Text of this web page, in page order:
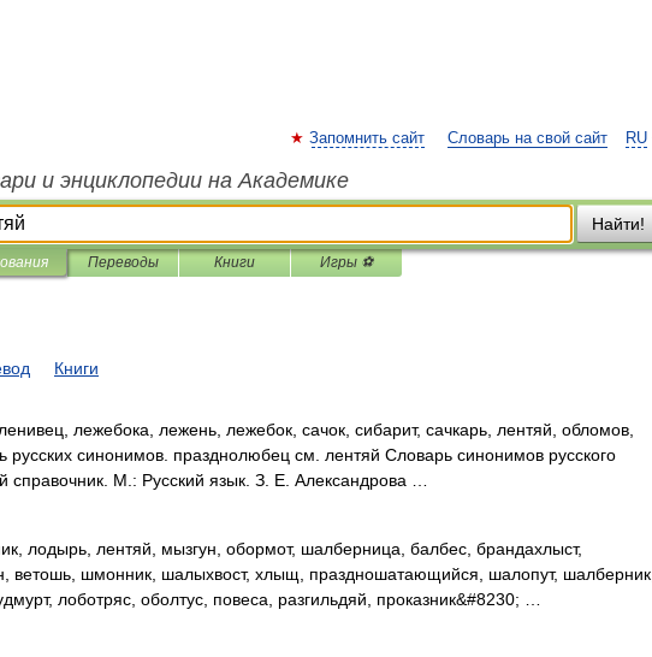
RU
Запомнить сайт Словарь на свой сайт
и энциклопедии на Академике
Найти!
Переводы Книги Игры ⚽
Книги
лежебока, лежень, лежебок, сачок, сибарит, сачкарь, лентяй, обломов,
русских синонимов. празднолюбец см. лентяй Словарь синонимов русского
справочник. М.: Русский язык. З. Е. Александрова …
лодырь, лентяй, мызгун, обормот, шалберница, балбес, брандахлыст,
ветошь, шмонник, шалыхвост, хлыщ, праздношатающийся, шалопут, шалберник,
лоботряс, оболтус, повеса, разгильдяй, проказник&#8230; …